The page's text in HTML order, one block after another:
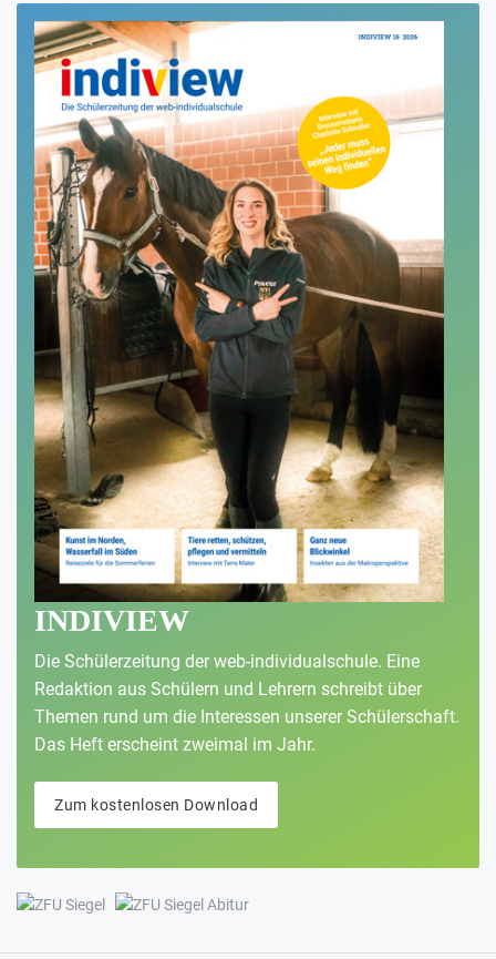
INDIVIEW
Die Schülerzeitung der web-individualschule. Eine
Redaktion aus Schülern und Lehrern schreibt über
Themen rund um die Interessen unserer Schülerschaft.
Das Heft erscheint zweimal im Jahr.
Zum kostenlosen Download